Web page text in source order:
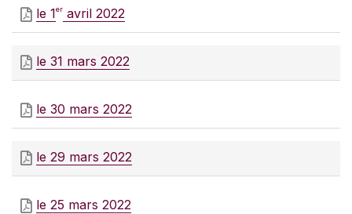
le 1er avril 2022
le 31 mars 2022
le 30 mars 2022
le 29 mars 2022
le 25 mars 2022